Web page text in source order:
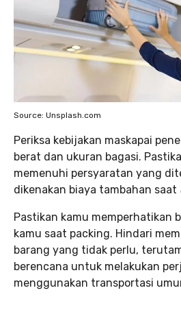
Source: Unsplash.com
Periksa kebijakan maskapai
berat dan ukuran bagasi.
memenuhi persyaratan yang
dikenakan biaya tambahan saat
Pastikan kamu memperhatikan
kamu saat packing. Hindari
barang yang tidak perlu,
berencana untuk melakukan
menggunakan transportasi